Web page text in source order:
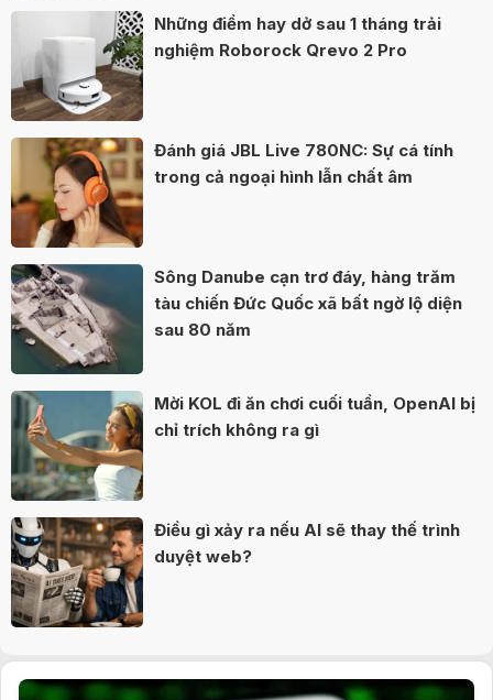
Những điểm hay dở sau 1 tháng trải
nghiệm Roborock Qrevo 2 Pro
Đánh giá JBL Live 780NC: Sự cá tính
trong cả ngoại hình lẫn chất âm
Sông Danube cạn trơ đáy, hàng trăm
tàu chiến Đức Quốc xã bất ngờ lộ diện
sau 80 năm
Mời KOL đi ăn chơi cuối tuần, OpenAI bị
chỉ trích không ra gì
Điều gì xảy ra nếu AI sẽ thay thế trình
duyệt web?